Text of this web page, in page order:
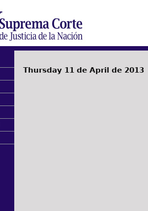
Thursday 11 de April de 2013